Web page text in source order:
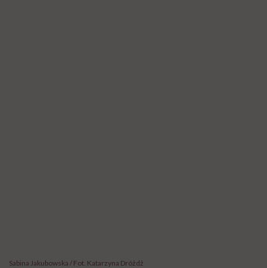
Sabina Jakubowska / Fot. Katarzyna Dróżdż